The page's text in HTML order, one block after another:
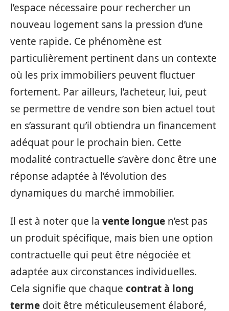
l’espace nécessaire pour rechercher un
nouveau logement sans la pression d’une
vente rapide. Ce phénomène est
particulièrement pertinent dans un contexte
où les prix immobiliers peuvent fluctuer
fortement. Par ailleurs, l’acheteur, lui, peut
se permettre de vendre son bien actuel tout
en s’assurant qu’il obtiendra un financement
adéquat pour le prochain bien. Cette
modalité contractuelle s’avère donc être une
réponse adaptée à l’évolution des
dynamiques du marché immobilier.
Il est à noter que la vente longue n’est pas
un produit spécifique, mais bien une option
contractuelle qui peut être négociée et
adaptée aux circonstances individuelles.
Cela signifie que chaque contrat à long
terme doit être méticuleusement élaboré,